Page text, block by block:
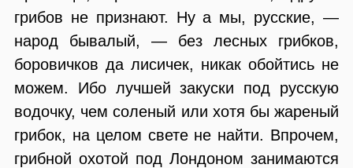
грибов не признают. Ну а мы, русские, —
народ бывалый, — без лесных грибков,
боровичков да лисичек, никак обойтись не
можем. Ибо лучшей закуски под русскую
водочку, чем соленый или хотя бы жареный
грибок, на целом свете не найти. Впрочем,
грибной охотой под Лондоном занимаются